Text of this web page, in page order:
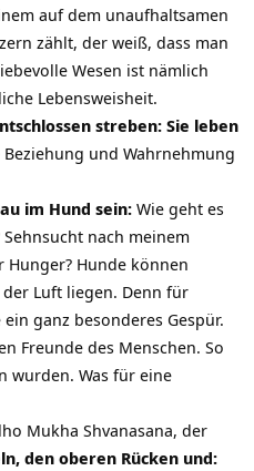
auf dem unaufhaltsamen
zählt, der weiß, dass man
Wesen ist nämlich
Lebensweisheit.
streben:Sie leben
und Wahrnehmung
im Hund sein:Wie geht es
nach meinem
Hunde können
Luft liegen. Denn für
ganz besonderes Gespür.
Freunde des Menschen. So
wurden. Was für eine
Mukha Shvanasana, der
den oberen Rücken und: